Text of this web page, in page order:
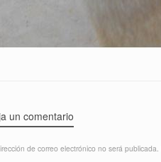
un comentario
de correo electrónico no será publicada.